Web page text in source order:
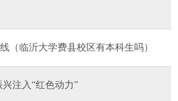
（临沂大学费县校区有本科生吗）
注入“红色动力”